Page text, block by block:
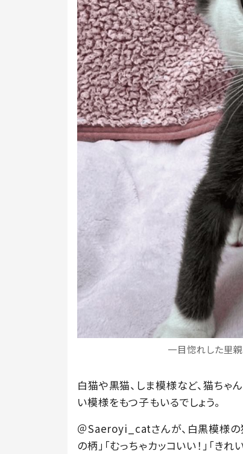
一目惚れした里
白猫や黒猫、しま模様など、猫ちゃ
い模様をもつ子もいるでしょう。
＠Saeroyi_catさんが、白黒模様の
の柄」「むっちゃカッコいい！」「